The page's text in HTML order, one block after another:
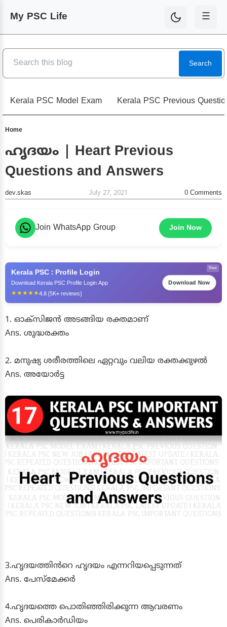
My PSC Life ☰
Search
Kerala PSC Model Exam Kerala PSC Previous
Home
ഹൃദയം | Heart Previous
Questions and Answers
dev.skas July 27, 2021 0 Comments
Join WhatsApp Group Join Now
New
Kerala PSC : Profile Login
Download Kerala PSC Profile Login App
★★★★★4.8 (5K+ reviews)
Download Now
1. ഓക്സിജൻ അടങ്ങിയ രക്തമാണ്
Ans. ശുദ്ധരക്തം
2. മനുഷ്യ ശരീരത്തിലെ ഏറ്റവും വലിയ രക്തക്കുഴൽ
Ans. അയോർട്ട
3.ഹൃദയത്തിൻറെ ഹൃദയം എന്നറിയപ്പെടുന്നത്
Ans. പേസ്മേക്കർ
4.ഹൃദയത്തെ പൊതിഞ്ഞിരിക്കുന്ന ആവരണം
Ans. പെരികാർഡിയം